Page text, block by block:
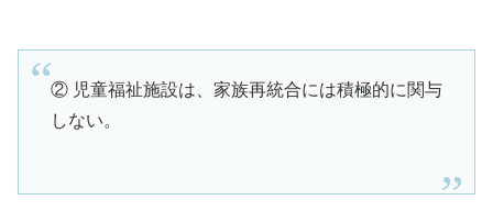
② 児童福祉施設は、家族再統合には積極的に関与
しない。